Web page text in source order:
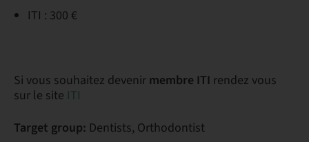
ITI : 300 €
Si vous souhaitez devenir membre ITI rendez vous
sur le site ITI
Target group: Dentists, Orthodontist